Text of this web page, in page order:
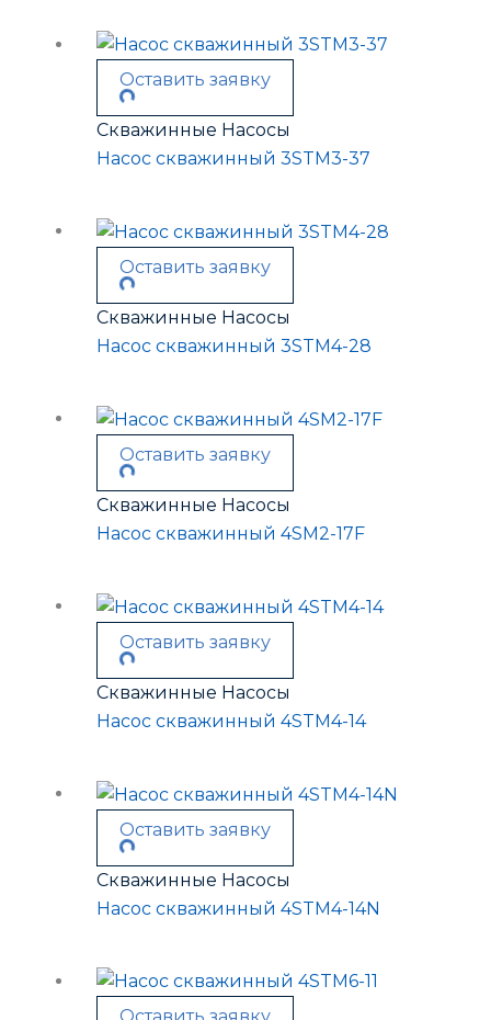
Оставить заявку
Скважинные Насосы
Насос скважинный 3STM3-37
Оставить заявку
Скважинные Насосы
Насос скважинный 3STM4-28
Оставить заявку
Скважинные Насосы
Насос скважинный 4SM2-17F
Оставить заявку
Скважинные Насосы
Насос скважинный 4STM4-14
Оставить заявку
Скважинные Насосы
Насос скважинный 4STM4-14N